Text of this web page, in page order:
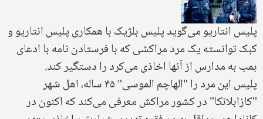
پلیس انتاریو می‌گوید پلیس بلژیک با همکاری پلیس انتاریو و
کبک توانسته یک مرد مراکشی که با فرستادن نامه با ادعای
بمب به مدارس از آنها اخاذی می‌کرد را دستگیر کند.
پلیس این مرد را "الهاچم الموسی" ۴۵ ساله، اهل شهر
"کازابلانکا" در کشور مراکش معرفی می‌کند که اکنون در